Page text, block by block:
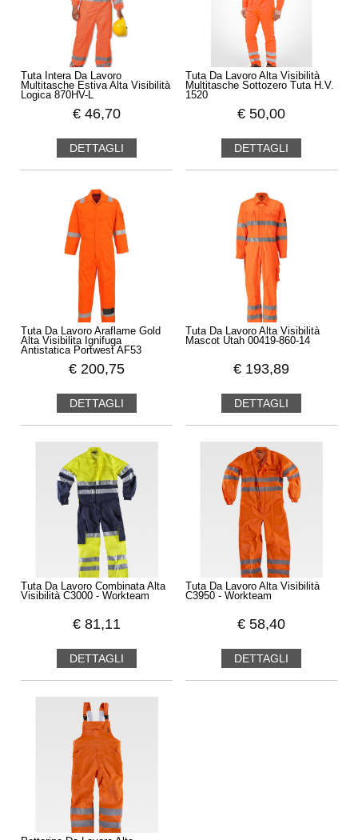
Tuta Intera Da Lavoro
Multitasche Estiva Alta Visibilità
Logica 870HV-L
€ 46,70
DETTAGLI
Tuta Da Lavoro Alta Visibilità
Multitasche Sottozero Tuta H.V.
1520
€ 50,00
DETTAGLI
Tuta Da Lavoro Araflame Gold
Alta Visibilita Ignifuga
Antistatica Portwest AF53
€ 200,75
DETTAGLI
Tuta Da Lavoro Alta Visibilità
Mascot Utah 00419-860-14
€ 193,89
DETTAGLI
Tuta Da Lavoro Combinata Alta
Visibilità C3000 - Workteam
€ 81,11
DETTAGLI
Tuta Da Lavoro Alta Visibilità
C3950 - Workteam
€ 58,40
DETTAGLI